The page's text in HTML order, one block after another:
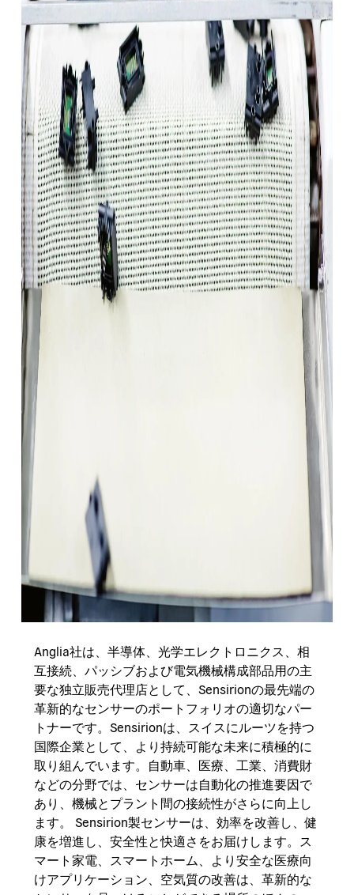
Anglia社は、半導体、光学エレクトロニクス、相
互接続、パッシブおよび電気機械構成部品用の主
要な独立販売代理店として、Sensirionの最先端の
革新的なセンサーのポートフォリオの適切なパー
トナーです。Sensirionは、スイスにルーツを持つ
国際企業として、より持続可能な未来に積極的に
取り組んでいます。自動車、医療、工業、消費財
などの分野では、センサーは自動化の推進要因で
あり、機械とプラント間の接続性がさらに向上し
ます。 Sensirion製センサーは、効率を改善し、健
康を増進し、安全性と快適さをお届けします。ス
マート家電、スマートホーム、より安全な医療向
けアプリケーション、空気質の改善は、革新的な